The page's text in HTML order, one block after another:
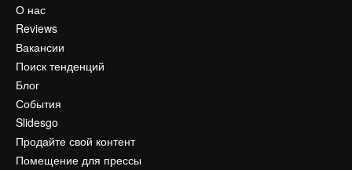
О нас
Reviews
Вакансии
Поиск тенденций
Блог
События
Slidesgo
Продайте свой контент
Помещение для прессы